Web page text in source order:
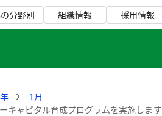
分野別 組織情報 採用情報
1月
ャピタル育成プログラムを実施します